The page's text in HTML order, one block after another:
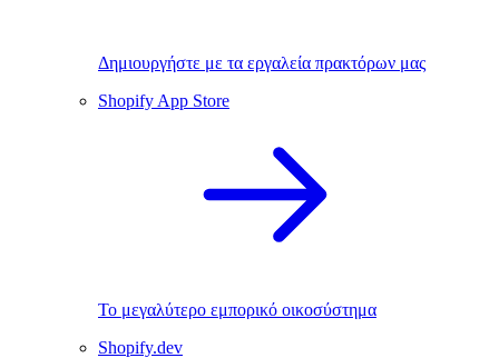
Δημιουργήστε με τα εργαλεία πρακτόρων μας
Shopify App Store
Το μεγαλύτερο εμπορικό οικοσύστημα
Shopify.dev